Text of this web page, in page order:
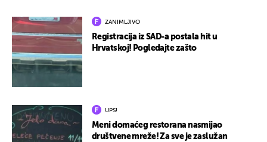
ZANIMLJIVO
Registracija iz SAD-a postala hit u
Hrvatskoj! Pogledajte zašto
UPS!
Meni domaćeg restorana nasmijao
društvene mreže! Za sve je zaslužan